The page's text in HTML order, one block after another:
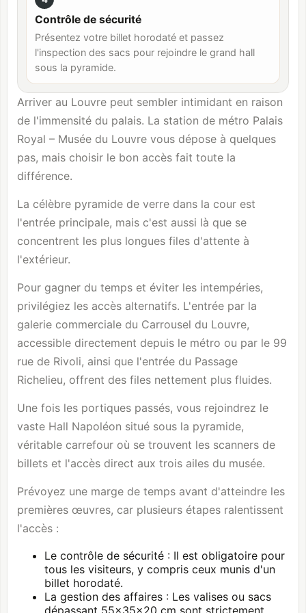
Contrôle de sécurité
Présentez votre billet horodaté et passez
l'inspection des sacs pour rejoindre le grand hall
sous la pyramide.
Arriver au Louvre peut sembler intimidant en raison
de l'immensité du palais. La station de métro Palais
Royal – Musée du Louvre vous dépose à quelques
pas, mais choisir le bon accès fait toute la
différence.
La célèbre pyramide de verre dans la cour est
l'entrée principale, mais c'est aussi là que se
concentrent les plus longues files d'attente à
l'extérieur.
Pour gagner du temps et éviter les intempéries,
privilégiez les accès alternatifs. L'entrée par la
galerie commerciale du Carrousel du Louvre,
accessible directement depuis le métro ou par le 99
rue de Rivoli, ainsi que l'entrée du Passage
Richelieu, offrent des files nettement plus fluides.
Une fois les portiques passés, vous rejoindrez le
vaste Hall Napoléon situé sous la pyramide,
véritable carrefour où se trouvent les scanners de
billets et l'accès direct aux trois ailes du musée.
Prévoyez une marge de temps avant d'atteindre les
premières œuvres, car plusieurs étapes ralentissent
l'accès :
Le contrôle de sécurité : Il est obligatoire pour
tous les visiteurs, y compris ceux munis d'un
billet horodaté.
La gestion des affaires : Les valises ou sacs
dépassant 55×35×20 cm sont strictement